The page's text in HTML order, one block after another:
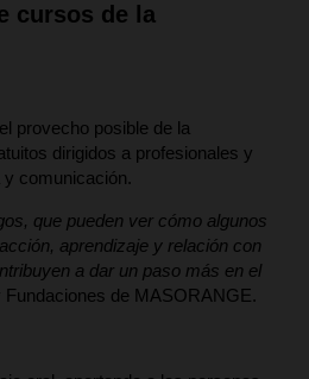
cursos de la
provecho posible de la
dirigidos a profesionales y
y comunicación.
que pueden ver cómo algunos
aprendizaje y relación con
a dar un paso más en el
de MASORANGE.